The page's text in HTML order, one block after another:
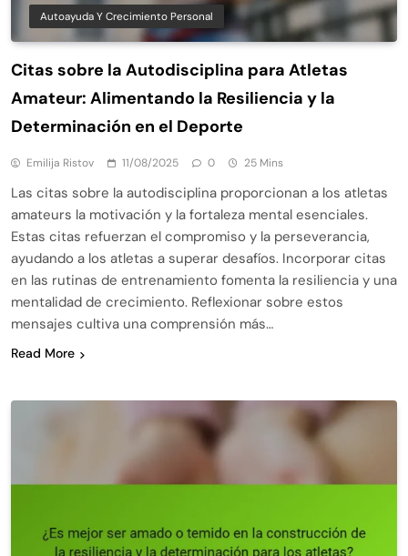
Autoayuda Y Crecimiento Personal
Citas sobre la Autodisciplina para Atletas
Amateur: Alimentando la Resiliencia y la
Determinación en el Deporte
Emilija Ristov 11/08/2025 0 25 Mins
Las citas sobre la autodisciplina proporcionan a los atletas
amateurs la motivación y la fortaleza mental esenciales.
Estas citas refuerzan el compromiso y la perseverancia,
ayudando a los atletas a superar desafíos. Incorporar citas
en las rutinas de entrenamiento fomenta la resiliencia y una
mentalidad de crecimiento. Reflexionar sobre estos
mensajes cultiva una comprensión más…
Read More